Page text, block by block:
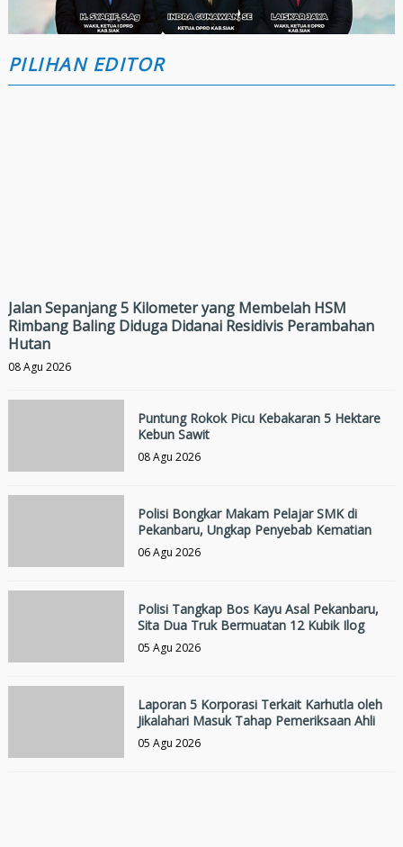
PILIHAN EDITOR
Jalan Sepanjang 5 Kilometer yang Membelah HSM
Rimbang Baling Diduga Didanai Residivis Perambahan
Hutan
08 Agu 2026
Puntung Rokok Picu Kebakaran 5 Hektare
Kebun Sawit
08 Agu 2026
Polisi Bongkar Makam Pelajar SMK di
Pekanbaru, Ungkap Penyebab Kematian
06 Agu 2026
Polisi Tangkap Bos Kayu Asal Pekanbaru,
Sita Dua Truk Bermuatan 12 Kubik Ilog
05 Agu 2026
Laporan 5 Korporasi Terkait Karhutla oleh
Jikalahari Masuk Tahap Pemeriksaan Ahli
05 Agu 2026